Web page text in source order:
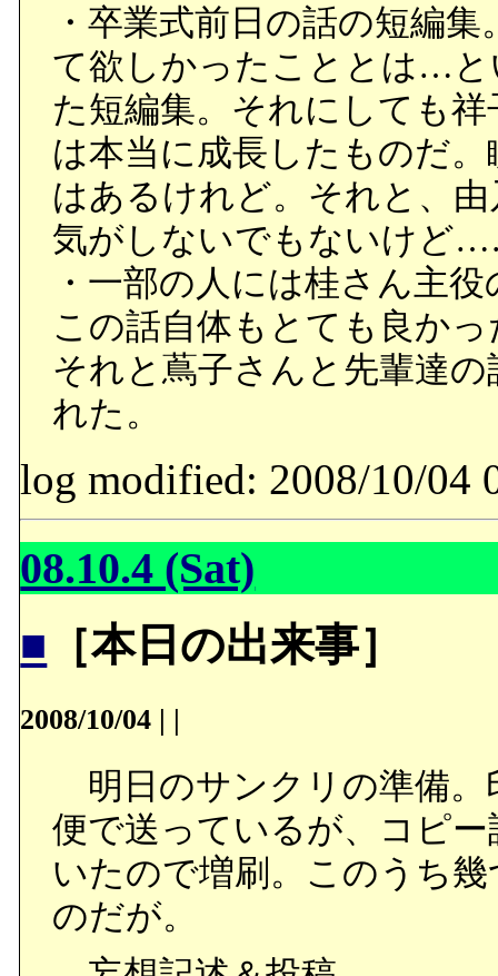
・卒業式前日の話の短編
て欲しかったこととは…と
た短編集。それにしても
は本当に成長したものだ
はあるけれど。それと、
気がしないでもないけど
・一部の人には桂さん主
この話自体もとても良かっ
それと蔦子さんと先輩達
れた。
log modified: 2008/10/04
08.10.4 (Sat)
■ ［本日の出来事］
2008/10/04 | |
明日のサンクリの準備。
便で送っているが、コピ
いたので増刷。このうち
のだが。